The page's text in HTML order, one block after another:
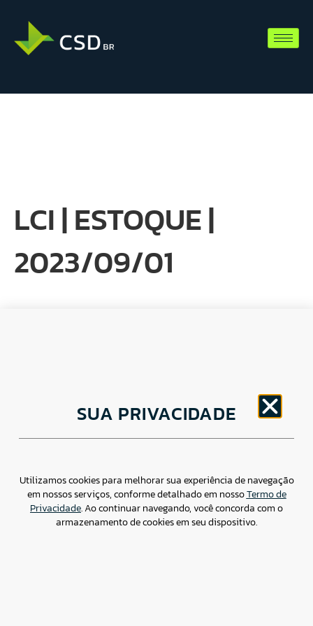
LCI | ESTOQUE |
2023/09/01
Av. Brigadeiro Faria Lima, 1779 – 5oAndar Jardim
Paulistano, São Paulo/ SP – CEP: 01452-914
Assessoria de imprensa: imprensa@csdbr.com
SUA PRIVACIDADE
Utilizamos cookies para melhorar sua experiência de navegação
em nossos serviços, conforme detalhado em nossoTermo de
Privacidade. Ao continuar navegando, você concorda com o
armazenamento de cookies em seu dispositivo.